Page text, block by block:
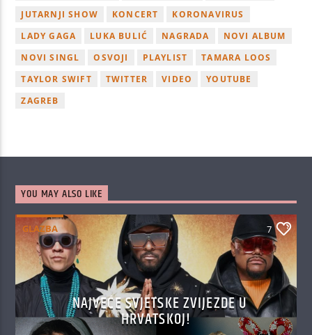
JUTARNJI SHOW
KONCERT
KORONAVIRUS
LADY GAGA
LUKA BULIĆ NAGRADA
NOVI ALBUM
NOVI SINGL
OSVOJI PLAYLIST
TAMARA LOOS
TAYLOR SWIFT
TWITTER VIDEO
YOUTUBE
ZAGREB
YOU MAY ALSO LIKE
GLAZBA 7
NAJVEĆE SVJETSKE ZVIJEZDE U
HRVATSKOJ!